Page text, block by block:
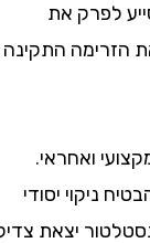
את
התקינה
ואחראי.
יסודי
יצאת צדיק